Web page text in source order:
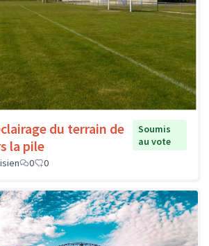
du terrain de
la pile
Soumis
au vote
0 0